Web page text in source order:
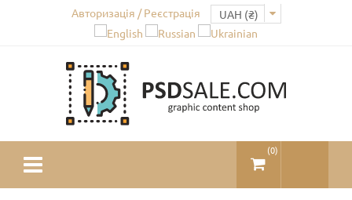
Авторизація / Реєстрація
(0)